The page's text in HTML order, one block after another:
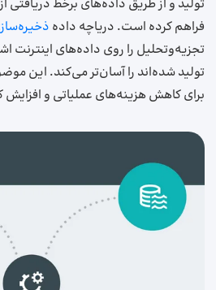
تولید و از طریق داده‌های برخط دریافتی
فراهم کرده است. دریاچه داده
تجزیه‌وتحلیل را روی داده‌های اینترنت
تولید شده‌اند را آسان‌تر می‌کند. این
برای کاهش هزینه‌های عملیاتی و